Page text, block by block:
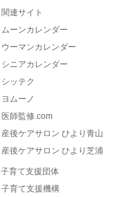
関連サイト
ムーンカレンダー
ウーマンカレンダー
シニアカレンダー
シッテク
ヨムーノ
医師監修.com
産後ケアサロン ひより青山
産後ケアサロン ひより芝浦
子育て支援団体
子育て支援機構